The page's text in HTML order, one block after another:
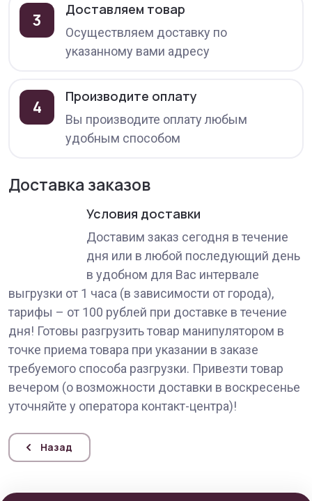
3
Доставляем товар
Осуществляем доставку по
указанному вами адресу
4
Производите оплату
Вы производите оплату любым
удобным способом
Доставка заказов
Условия доставки
Доставим заказ сегодня в течение
дня или в любой последующий день
в удобном для Вас интервале
выгрузки от 1 часа (в зависимости от города),
тарифы – от 100 рублей при доставке в течение
дня! Готовы разгрузить товар манипулятором в
точке приема товара при указании в заказе
требуемого способа разгрузки. Привезти товар
вечером (о возможности доставки в воскресенье
уточняйте у оператора контакт-центра)!
Назад